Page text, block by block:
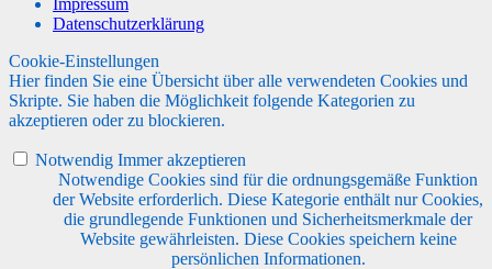
Impressum
Datenschutzerklärung
Cookie-Einstellungen
Hier finden Sie eine Übersicht über alle verwendeten Cookies und
Skripte. Sie haben die Möglichkeit folgende Kategorien zu
akzeptieren oder zu blockieren.
Notwendig Immer akzeptieren
Notwendige Cookies sind für die ordnungsgemäße Funktion
der Website erforderlich. Diese Kategorie enthält nur Cookies,
die grundlegende Funktionen und Sicherheitsmerkmale der
Website gewährleisten. Diese Cookies speichern keine
persönlichen Informationen.